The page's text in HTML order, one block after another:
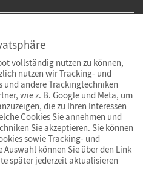
Cookies & Co.
vollständig nutzen zu können,
nutzen wir Tracking- und
und andere Trackingtechniken
wie z. B. Google und Meta, um
die zu Ihren Interessen
Cookies Sie annehmen und
Sie akzeptieren. Sie können
sowie Tracking- und
Auswahl können Sie über den Link
später jederzeit aktualisieren